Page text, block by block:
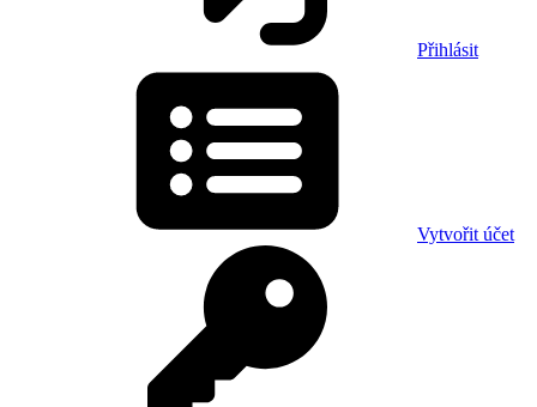
Přihlásit
Vytvořit účet